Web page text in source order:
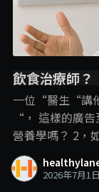
飲食治療師？
一位“醫生“講
“， 這樣的廣告至少有4個我們需要想的問題： 1，醫生會
營養學嗎？ 2，如果會，那在我國，營養專業分為營養師
和飲食治療師，那他
食治療師可以進
2026年7月1日